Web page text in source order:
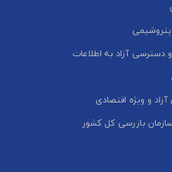
دسترسی آزاد به اطلاعات
و ویژه اقتصادی
بازرسی کل کشور